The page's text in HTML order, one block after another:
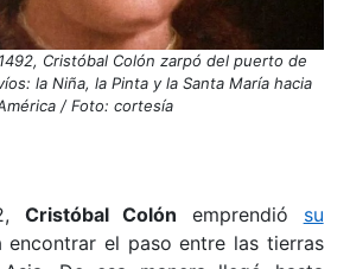
Cristóbal Colón zarpó del puerto de
la Niña, la Pinta y la Santa María hacia
/ Foto: cortesía
Cristóbal Colón emprendió su
encontrar el paso entre las tierras